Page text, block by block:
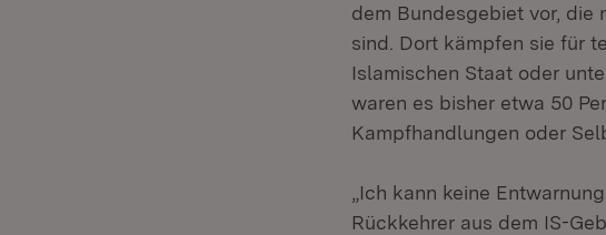
dem Bundesgebiet vor, die
sind. Dort kämpfen sie für
Islamischen Staat oder
waren es bisher etwa 50
Kampfhandlungen oder
„Ich kann keine
Rückkehrer aus dem IS-